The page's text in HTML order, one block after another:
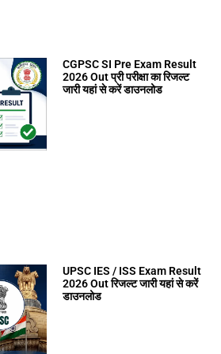
CGPSC SI Pre Exam Result
2026 Out प्री परीक्षा का रिजल्ट
जारी यहां से करें डाउनलोड
UPSC IES / ISS Exam Result
2026 Out रिजल्ट जारी यहां से करें
डाउनलोड